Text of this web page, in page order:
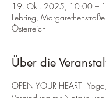
19. Okt. 2025, 10:00 –
Lebring,
Österreich
Über die
OPEN YOUR HEART -